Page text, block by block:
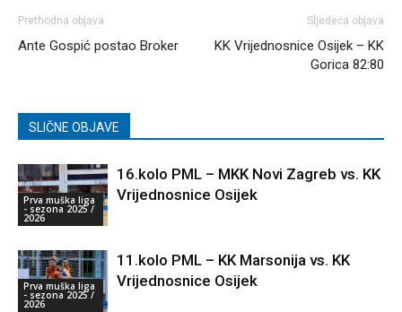
Prethodna objava
Ante Gospić postao Broker
Sljedeća objava
KK Vrijednosnice Osijek – KK
Gorica 82:80
SLIČNE OBJAVE
Prva muška liga
- sezona 2025 /
2026
16.kolo PML – MKK Novi Zagreb vs. KK
Vrijednosnice Osijek
Prva muška liga
- sezona 2025 /
2026
11.kolo PML – KK Marsonija vs. KK
Vrijednosnice Osijek